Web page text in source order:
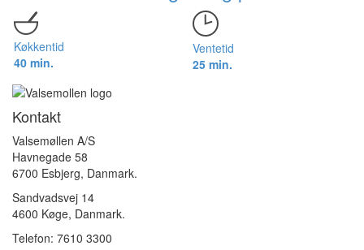
Køkkentid
40 min.
Ventetid
25 min.
Kontakt
Valsemøllen A/S
Havnegade 58
6700 Esbjerg, Danmark.
Sandvadsvej 14
4600 Køge, Danmark.
Telefon: 7610 3300